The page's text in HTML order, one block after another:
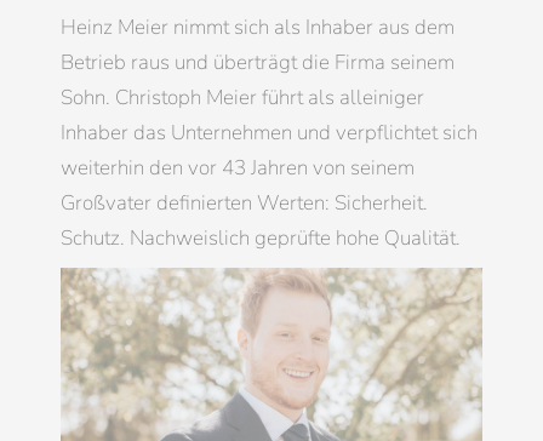
Heinz Meier nimmt sich als Inhaber aus dem
Betrieb raus und überträgt die Firma seinem
Sohn. Christoph Meier führt als alleiniger
Inhaber das Unternehmen und verpflichtet sich
weiterhin den vor 43 Jahren von seinem
Großvater definierten Werten: Sicherheit.
Schutz. Nachweislich geprüfte hohe Qualität.